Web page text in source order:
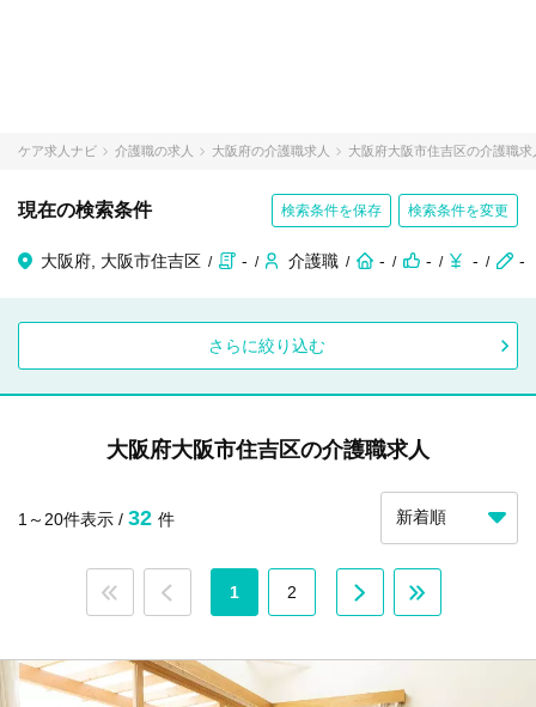
ケア求人ナビ 介護職の求人 大阪府の介護職求人 大阪府大阪市住吉区の介護職求
現在の検索条件 検索条件を保存 検索条件を変更
大阪府, 大阪市住吉区 - 介護職 - - - -
さらに絞り込む
大阪府大阪市住吉区の介護職求人
1～20件表示 / 32 件
1 2